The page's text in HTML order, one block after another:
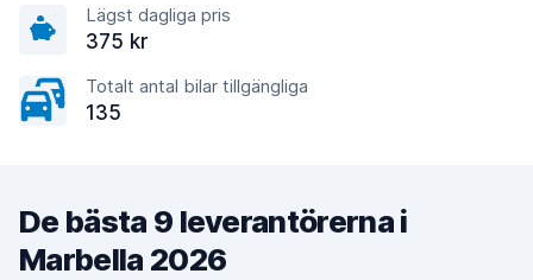
Lägst dagliga pris
375 kr
Totalt antal bilar tillgängliga
135
De bästa 9 leverantörerna i
Marbella 2026